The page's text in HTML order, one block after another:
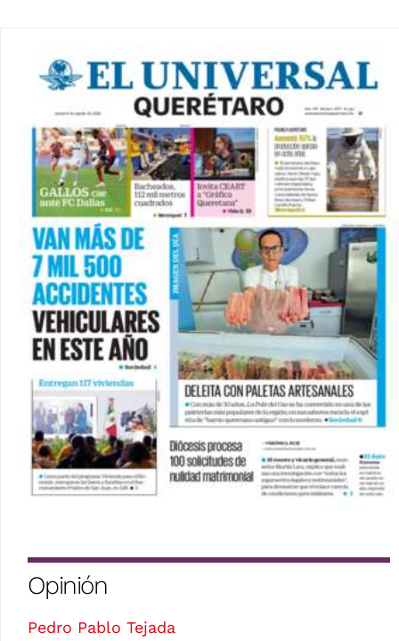
Opinión
Pedro Pablo Tejada